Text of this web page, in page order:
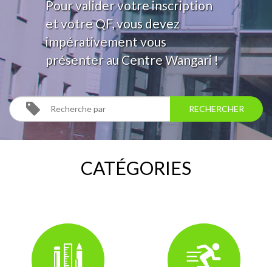
Pour valider votre inscription
et votre QF, vous devez
impérativement vous
présenter au Centre Wangari !
CATÉGORIES